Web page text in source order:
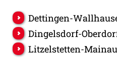
Dettingen-
Dingelsdorf-
Litzelstetten-Mainau